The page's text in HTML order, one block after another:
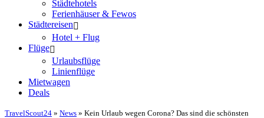
Städtehotels
Ferienhäuser & Fewos
Städtereisen
Hotel + Flug
Flüge
Urlaubsflüge
Linienflüge
Mietwagen
Deals
TravelScout24 » News » Kein Urlaub wegen Corona? Das sind die schönsten